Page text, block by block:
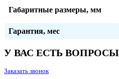
Габаритные размеры, мм
Гарантия, мес
У ВАС ЕСТЬ
Заказать звонок